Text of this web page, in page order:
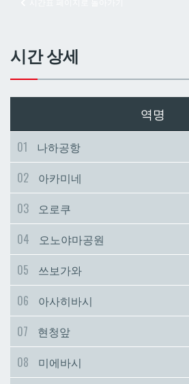
아사토
시립병원앞
아사토
시립병원앞
시간 상세
역명
01
나하공항
02
아카미네
03
오로쿠
04
오노야마공원
05
쓰보가와
06
아사히바시
07
현청앞
08
미에바시